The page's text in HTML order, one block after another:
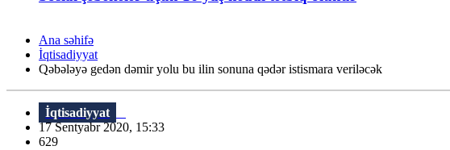
Ana səhifə
İqtisadiyyat
Qəbələyə gedən dəmir yolu bu ilin sonuna qədər istismara veriləcək
İqtisadiyyat
17 Sentyabr 2020, 15:33
629